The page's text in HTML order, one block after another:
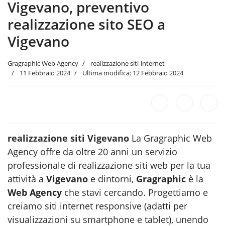
Vigevano, preventivo
realizzazione sito SEO a
Vigevano
Gragraphic Web Agency
realizzazione siti-internet
11 Febbraio 2024
Ultima modifica: 12 Febbraio 2024
realizzazione siti Vigevano La Gragraphic Web
Agency offre da oltre 20 anni un servizio
professionale di realizzazione siti web per la tua
attività a Vigevano e dintorni, Gragraphic è la
Web Agency che stavi cercando. Progettiamo e
creiamo siti internet responsive (adatti per
visualizzazioni su smartphone e tablet), unendo